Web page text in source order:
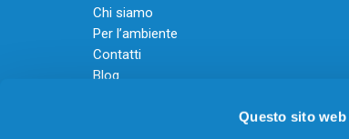
Questo sito
Chi siamo
Per l’ambiente
Contatti
Blog
Guadagna con il Dropship